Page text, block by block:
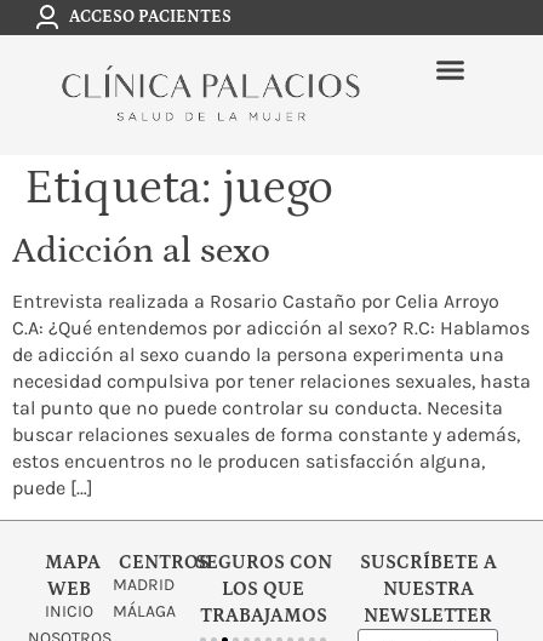
ACCESO PACIENTES
Etiqueta: juego
Adicción al sexo
Entrevista realizada a Rosario Castaño por Celia Arroyo
C.A: ¿Qué entendemos por adicción al sexo? R.C: Hablamos
de adicción al sexo cuando la persona experimenta una
necesidad compulsiva por tener relaciones sexuales, hasta
tal punto que no puede controlar su conducta. Necesita
buscar relaciones sexuales de forma constante y además,
estos encuentros no le producen satisfacción alguna,
puede […]
MAPA
WEB
INICIO
CENTROS
MADRID
MÁLAGA
SEGUROS CON
LOS QUE
TRABAJAMOS
SUSCRÍBETE A
NUESTRA
NEWSLETTER